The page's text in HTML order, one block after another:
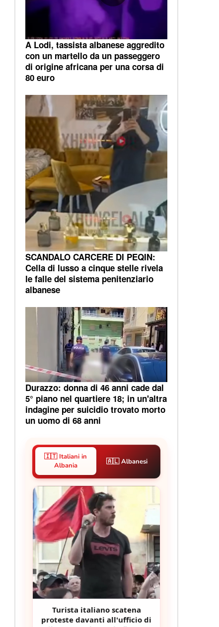
A Lodi, tassista albanese aggredito
con un martello da un passeggero
di origine africana per una corsa di
80 euro
SCANDALO CARCERE DI PEQIN:
Cella di lusso a cinque stelle rivela
le falle del sistema penitenziario
albanese
Durazzo: donna di 46 anni cade dal
5° piano nel quartiere 18; in un'altra
indagine per suicidio trovato morto
un uomo di 68 anni
🇮🇹 Italiani in
Albania
🇦🇱 Albanesi
Turista italiano scatena
proteste davanti all'ufficio di